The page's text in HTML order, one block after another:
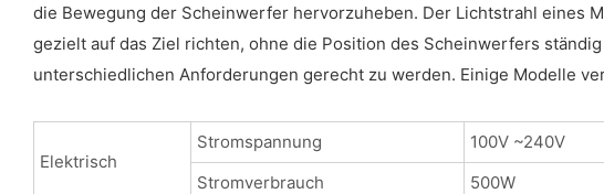
die Bewegung der Scheinwerfer hervorzuheben. Der Lichtstrahl eines
gezielt auf das Ziel richten, ohne die Position des Scheinwerfers
unterschiedlichen Anforderungen gerecht zu werden. Einige Modelle
Elektrisch
Stromspannung
100V ~240V
Stromverbrauch
500W